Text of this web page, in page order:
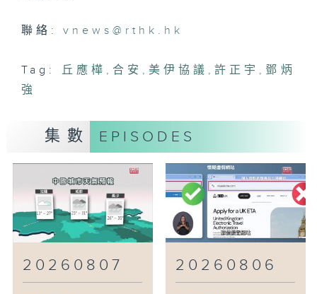
聯絡:vnews@rthk.hk
Tag: 丘應樺 , 合安 , 美伊協議 ,許正宇 , 鄧炳
強
集數 EPISODES
20260807 20260806